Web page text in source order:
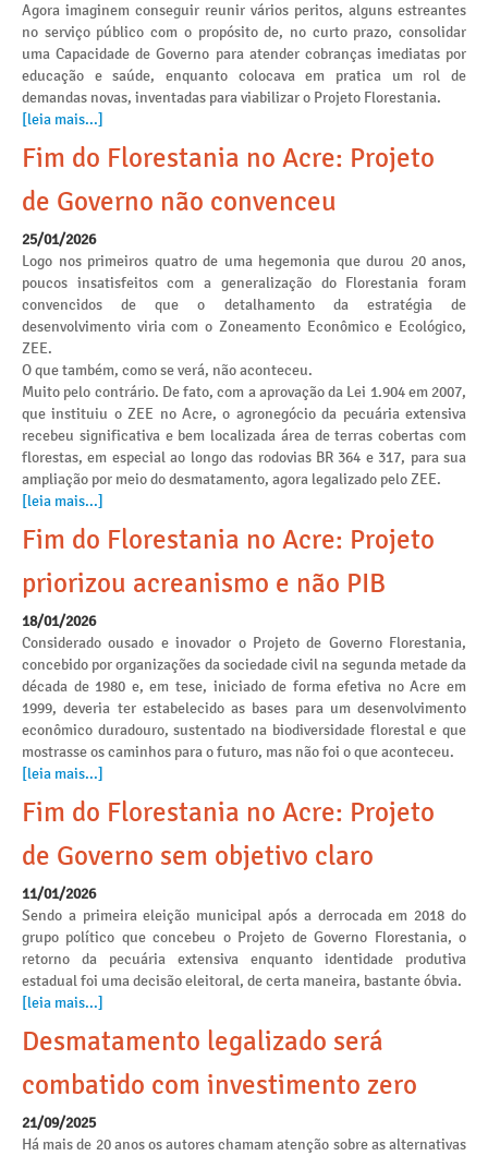
Agora imaginem conseguir reunir vários peritos, alguns estreantes
no serviço público com o propósito de, no curto prazo, consolidar
uma Capacidade de Governo para atender cobranças imediatas por
educação e saúde, enquanto colocava em pratica um rol de
demandas novas, inventadas para viabilizar o Projeto Florestania.
[leia mais...]
Fim do Florestania no Acre: Projeto
de Governo não convenceu
25/01/2026
Logo nos primeiros quatro de uma hegemonia que durou 20 anos,
poucos insatisfeitos com a generalização do Florestania foram
convencidos de que o detalhamento da estratégia de
desenvolvimento viria com o Zoneamento Econômico e Ecológico,
ZEE.
O que também, como se verá, não aconteceu.
Muito pelo contrário. De fato, com a aprovação da Lei 1.904 em 2007,
que instituiu o ZEE no Acre, o agronegócio da pecuária extensiva
recebeu significativa e bem localizada área de terras cobertas com
florestas, em especial ao longo das rodovias BR 364 e 317, para sua
ampliação por meio do desmatamento, agora legalizado pelo ZEE.
[leia mais...]
Fim do Florestania no Acre: Projeto
priorizou acreanismo e não PIB
18/01/2026
Considerado ousado e inovador o Projeto de Governo Florestania,
concebido por organizações da sociedade civil na segunda metade da
década de 1980 e, em tese, iniciado de forma efetiva no Acre em
1999, deveria ter estabelecido as bases para um desenvolvimento
econômico duradouro, sustentado na biodiversidade florestal e que
mostrasse os caminhos para o futuro, mas não foi o que aconteceu.
[leia mais...]
Fim do Florestania no Acre: Projeto
de Governo sem objetivo claro
11/01/2026
Sendo a primeira eleição municipal após a derrocada em 2018 do
grupo político que concebeu o Projeto de Governo Florestania, o
retorno da pecuária extensiva enquanto identidade produtiva
estadual foi uma decisão eleitoral, de certa maneira, bastante óbvia.
[leia mais...]
Desmatamento legalizado será
combatido com investimento zero
21/09/2025
Há mais de 20 anos os autores chamam atenção sobre as alternativas